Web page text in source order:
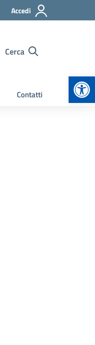
Accedi
Cerca
Contatti